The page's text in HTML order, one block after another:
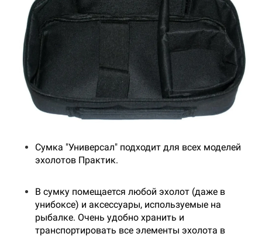
Сумка "Универсал" подходит для всех моделей
эхолотов Практик.
В сумку помещается любой эхолот (даже в
унибоксе) и аксессуары, используемые на
рыбалке. Очень удобно хранить и
транспортировать все элементы эхолота в